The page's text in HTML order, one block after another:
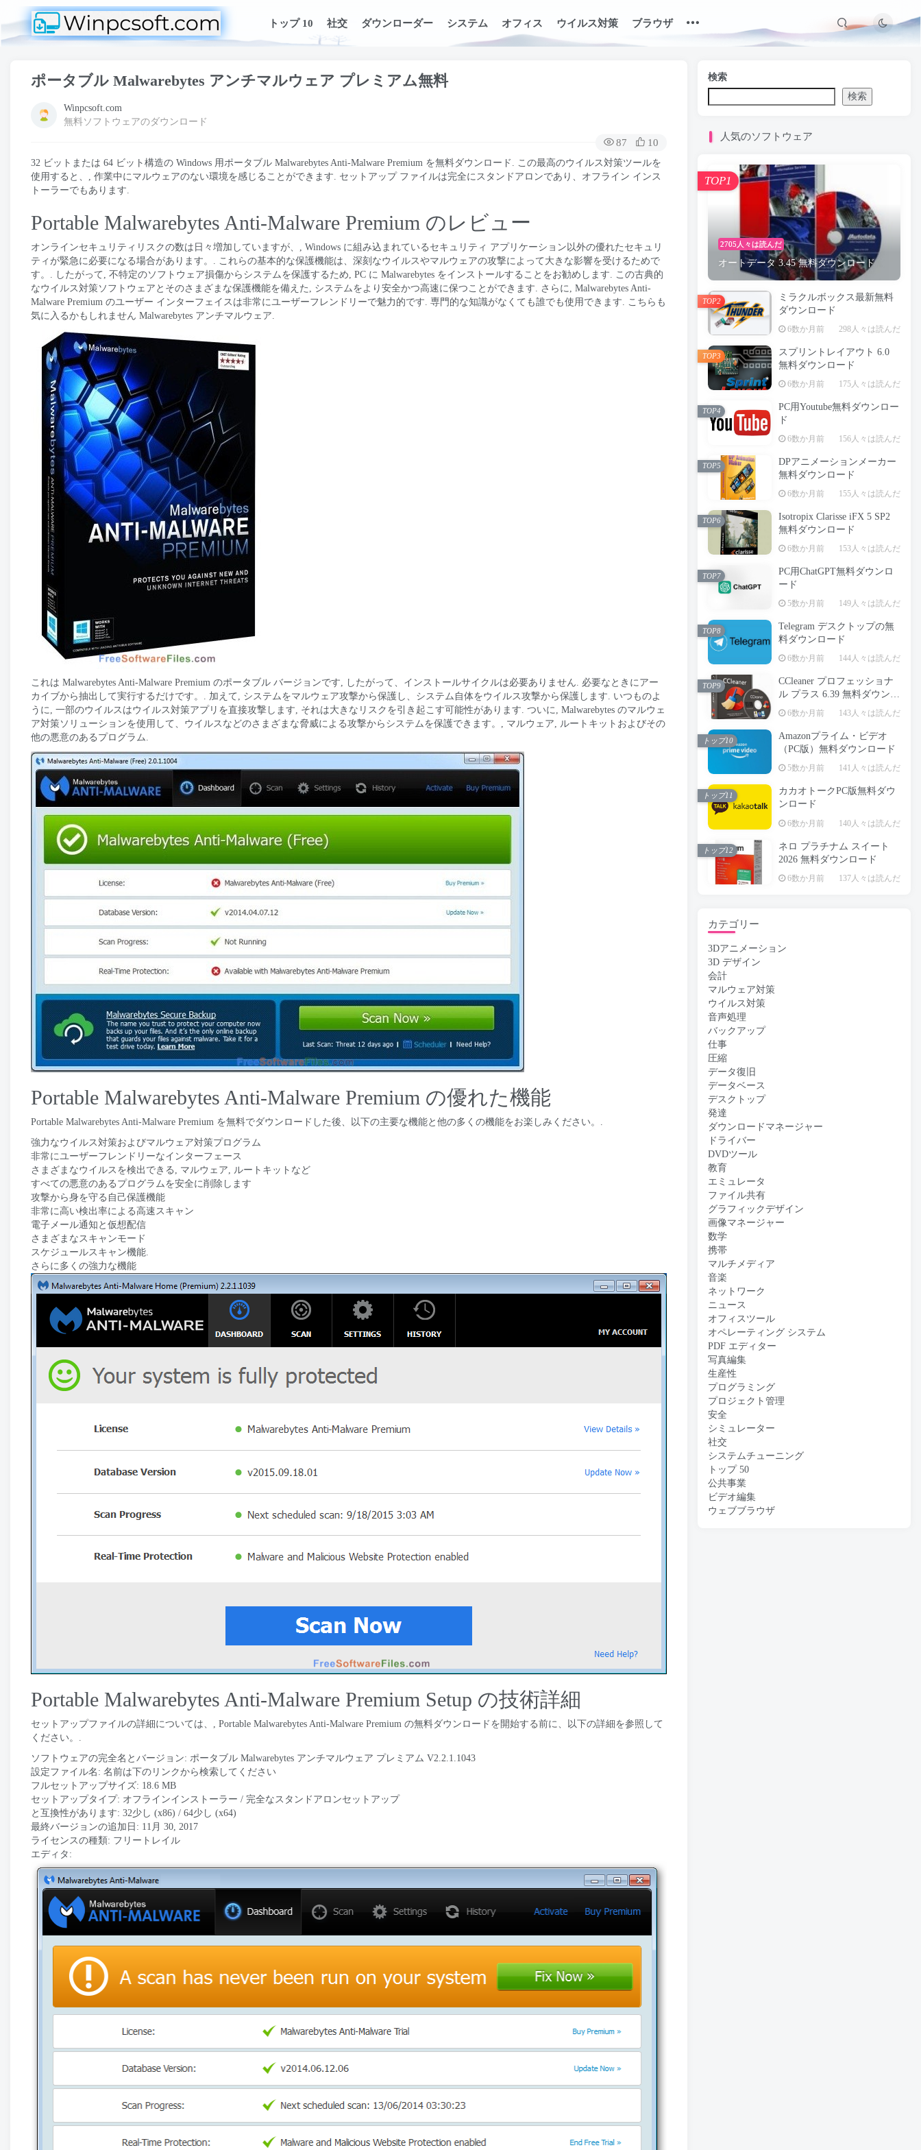
トップ 10 社交 ダウンローダー システム オフィス ウイルス対策 ブラウザ
ポータブル Malwarebytes アンチマルウェア プレミアム無料
Winpcsoft.com
無料ソフトウェアのダウンロード
87 10
32 ビットまたは 64 ビット構造の Windows 用ポータブル Malwarebytes Anti-Malware Premium を無料ダウンロード. この最高のウイルス対策ツールを
使用すると、, 作業中にマルウェアのない環境を感じることができます. セットアップ ファイルは完全にスタンドアロンであり、オフライン インス
トーラーでもあります.
Portable Malwarebytes Anti-Malware Premium のレビュー
オンラインセキュリティリスクの数は日々増加していますが、, Windows に組み込まれているセキュリティ アプリケーション以外の優れたセキュリ
ティが緊急に必要になる場合があります。. これらの基本的な保護機能は、深刻なウイルスやマルウェアの攻撃によって大きな影響を受けるためで
す。. したがって, 不特定のソフトウェア損傷からシステムを保護するため, PC に Malwarebytes をインストールすることをお勧めします. この古典的
なウイルス対策ソフトウェアとそのさまざまな保護機能を備えた, システムをより安全かつ高速に保つことができます. さらに, Malwarebytes Anti-
Malware Premium のユーザー インターフェイスは非常にユーザーフレンドリーで魅力的です. 専門的な知識がなくても誰でも使用できます. こちらも
気に入るかもしれません Malwarebytes アンチマルウェア.
これは Malwarebytes Anti-Malware Premium のポータブル バージョンです, したがって、インストールサイクルは必要ありません. 必要なときにアー
カイブから抽出して実行するだけです。. 加えて, システムをマルウェア攻撃から保護し、システム自体をウイルス攻撃から保護します. いつものよ
うに, 一部のウイルスはウイルス対策アプリを直接攻撃します, それは大きなリスクを引き起こす可能性があります. ついに, Malwarebytes のマルウェ
ア対策ソリューションを使用して、ウイルスなどのさまざまな脅威による攻撃からシステムを保護できます。, マルウェア, ルートキットおよびその
他の悪意のあるプログラム.
Portable Malwarebytes Anti-Malware Premium の優れた機能
Portable Malwarebytes Anti-Malware Premium を無料でダウンロードした後、以下の主要な機能と他の多くの機能をお楽しみください。.
強力なウイルス対策およびマルウェア対策プログラム
非常にユーザーフレンドリーなインターフェース
さまざまなウイルスを検出できる, マルウェア, ルートキットなど
すべての悪意のあるプログラムを安全に削除します
攻撃から身を守る自己保護機能
非常に高い検出率による高速スキャン
電子メール通知と仮想配信
さまざまなスキャンモード
スケジュールスキャン機能.
さらに多くの強力な機能
Portable Malwarebytes Anti-Malware Premium Setup の技術詳細
セットアップファイルの詳細については、, Portable Malwarebytes Anti-Malware Premium の無料ダウンロードを開始する前に、以下の詳細を参照して
ください。.
ソフトウェアの完全名とバージョン: ポータブル Malwarebytes アンチマルウェア プレミアム V2.2.1.1043
設定ファイル名: 名前は下のリンクから検索してください
フルセットアップサイズ: 18.6 MB
セットアップタイプ: オフラインインストーラー / 完全なスタンドアロンセットアップ
と互換性があります: 32少し (x86) / 64少し (x64)
最終バージョンの追加日: 11月 30, 2017
ライセンスの種類: フリートレイル
エディタ:
検索
検索
人気のソフトウェア
2705人々は読んだ
オートデータ 3.45 無料ダウンロード
TOP1
ミラクルボックス最新無料
ダウンロード
6数か月前 298人々は読んだ
TOP2
スプリントレイアウト 6.0
無料ダウンロード
6数か月前 175人々は読んだ
TOP3
PC用Youtube無料ダウンロー
ド
6数か月前 156人々は読んだ
TOP4
DPアニメーションメーカー
無料ダウンロード
6数か月前 155人々は読んだ
TOP5
Isotropix Clarisse iFX 5 SP2
無料ダウンロード
6数か月前 153人々は読んだ
TOP6
PC用ChatGPT無料ダウンロ
ード
5数か月前 149人々は読んだ
TOP7
Telegram デスクトップの無
料ダウンロード
6数か月前 144人々は読んだ
TOP8
CCleaner プロフェッショナ
ル プラス 6.39 無料ダウンロ
ード
6数か月前 143人々は読んだ
TOP9
Amazonプライム・ビデオ
（PC版）無料ダウンロード
5数か月前 141人々は読んだ
トップ10
カカオトークPC版無料ダウ
ンロード
6数か月前 140人々は読んだ
トップ11
ネロ プラチナム スイート
2026 無料ダウンロード
6数か月前 137人々は読んだ
トップ12
カテゴリー
3Dアニメーション
3D デザイン
会計
マルウェア対策
ウイルス対策
音声処理
バックアップ
仕事
圧縮
データ復旧
データベース
デスクトップ
発達
ダウンロードマネージャー
ドライバー
DVDツール
教育
エミュレータ
ファイル共有
グラフィックデザイン
画像マネージャー
数学
携帯
マルチメディア
音楽
ネットワーク
ニュース
オフィスツール
オペレーティング システム
PDF エディター
写真編集
生産性
プログラミング
プロジェクト管理
安全
シミュレーター
社交
システムチューニング
トップ 50
公共事業
ビデオ編集
ウェブブラウザ